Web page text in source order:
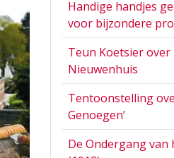
Handige handjes
voor bijzondere
Teun Koetsier
Nieuwenhuis
Tentoonstelling
Genoegen’
De Ondergang van